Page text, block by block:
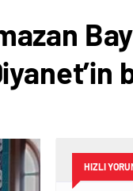
HIZLI